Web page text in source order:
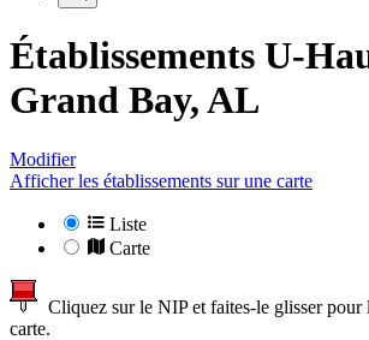
Établissements U-
Grand Bay, AL
Modifier
Afficher les établissements sur une carte
Liste
Carte
Cliquez sur le NIP et faites-le glisser pour
carte.